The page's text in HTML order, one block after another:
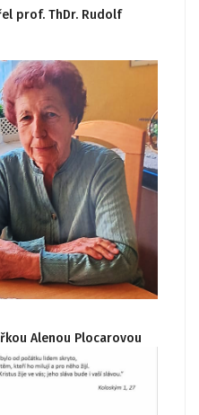
prof. ThDr. Rudolf
Alenou Plocarovou